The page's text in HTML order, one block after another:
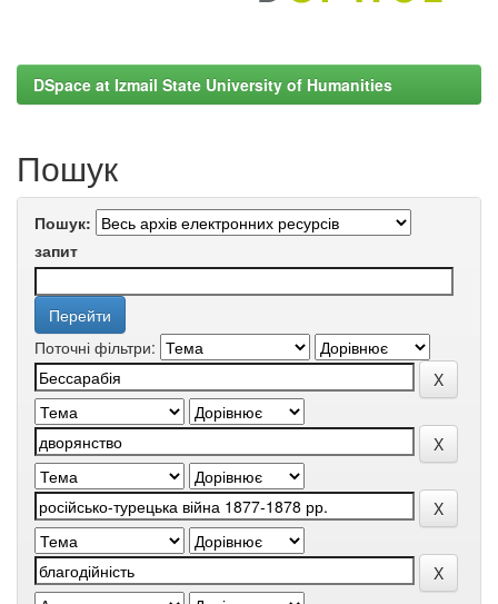
DSpace at Izmail State University of Humanities
Пошук
Пошук:
запит
Поточні фільтри: